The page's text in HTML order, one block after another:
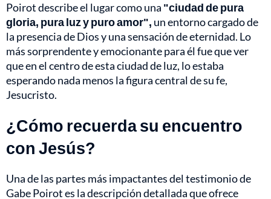
Poirot describe el lugar como una "ciudad de pura
gloria, pura luz y puro amor", un entorno cargado de
la presencia de Dios y una sensación de eternidad. Lo
más sorprendente y emocionante para él fue que ver
que en el centro de esta ciudad de luz, lo estaba
esperando nada menos la figura central de su fe,
Jesucristo.
¿Cómo recuerda su encuentro
con Jesús?
Una de las partes más impactantes del testimonio de
Gabe Poirot es la descripción detallada que ofrece